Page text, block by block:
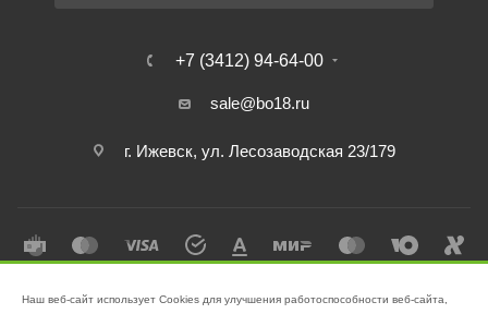
+7 (3412) 94-64-00
sale@bo18.ru
г. Ижевск, ул. Лесозаводская 23/179
Наш веб-сайт использует Cookies для улучшения работоспособности веб-сайта,